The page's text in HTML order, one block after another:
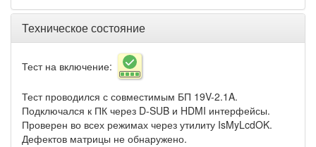
Техническое состояние
Тест на включение:
Тест проводился с совместимым БП 19V-2.1A.
Подключался к ПК через D-SUB и HDMI интерфейсы.
Проверен во всех режимах через утилиту IsMyLcdOK.
Дефектов матрицы не обнаружено.